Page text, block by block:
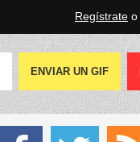
Regístrate o
ENVIAR UN GIF